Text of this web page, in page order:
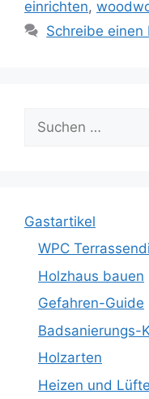
einrichten,
Schreibe einen
nach:
Gastartikel
WPC
Holzhaus bauen
Gefahren-Guide
Badsanierungs-
Holzarten
Heizen und